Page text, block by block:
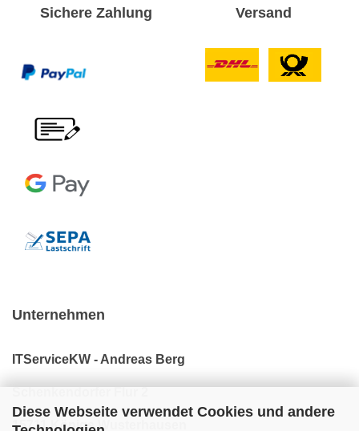
Diese Webseite verwendet Cookies und andere
Sichere Zahlung Versand
Unternehmen
ITServiceKW - Andreas Berg
15711 Königs Wusterhausen